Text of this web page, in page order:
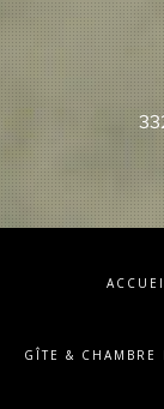
GÎTE & CHAMBRE